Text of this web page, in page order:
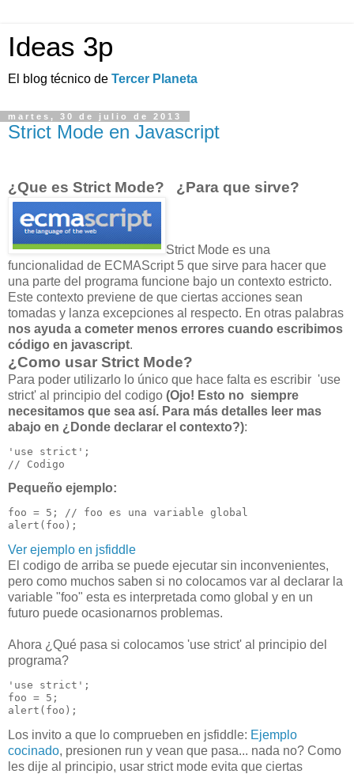
Ideas 3p
El blog técnico de Tercer Planeta
martes, 30 de julio de 2013
Strict Mode en Javascript
¿Que es Strict Mode? ¿Para que sirve?
Strict Mode es una
funcionalidad de ECMAScript 5 que sirve para hacer que
una parte del programa funcione bajo un contexto estricto.
Este contexto previene de que ciertas acciones sean
tomadas y lanza excepciones al respecto. En otras palabras
nos ayuda a cometer menos errores cuando escribimos
código en javascript.
¿Como usar Strict Mode?
Para poder utilizarlo lo único que hace falta es escribir 'use
strict' al principio del codigo (Ojo! Esto no siempre
necesitamos que sea así. Para más detalles leer mas
abajo en ¿Donde declarar el contexto?):
'use strict';
// Codigo
Pequeño ejemplo:
foo = 5; // foo es una variable global
Ver ejemplo en jsfiddle
El codigo de arriba se puede ejecutar sin inconvenientes,
pero como muchos saben si no colocamos var al declarar la
variable "foo" esta es interpretada como global y en un
futuro puede ocasionarnos problemas.
Ahora ¿Qué pasa si colocamos 'use strict' al principio del
programa?
'use strict';
foo = 5;
Los invito a que lo comprueben en jsfiddle: Ejemplo
cocinado, presionen run y vean que pasa... nada no? Como
les dije al principio, usar strict mode evita que ciertas